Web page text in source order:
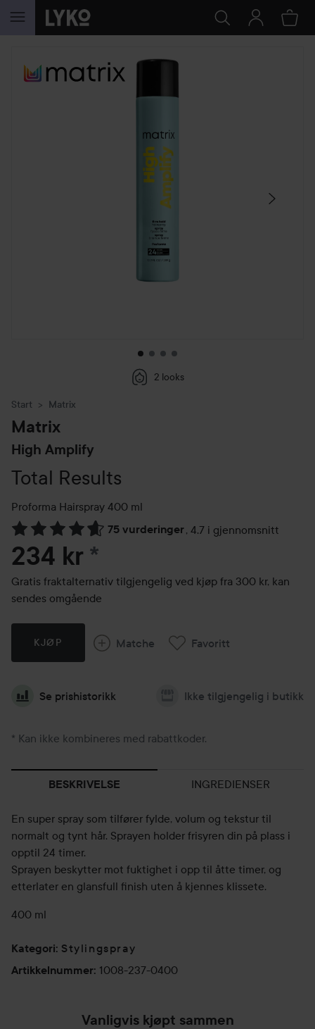
GÅ TIL INNHOLD
HOPP OVER SEKSJON
2 looks
Start Matrix
Matrix
High Amplify
Total Results
Proforma Hairspray 400 ml
75 vurderinger, 4.7 i gjennomsnitt
Gå til Vurderinger & anmeldelser
234 kr *
Gratis fraktalternativ tilgjengelig ved kjøp fra 300 kr, kan
sendes omgående
KJØP Matche Favoritt
Se prishistorikk Ikke tilgjengelig i butikk
* Kan ikke kombineres med rabattkoder.
BESKRIVELSE INGREDIENSER
En super spray som tilfører fylde, volum og tekstur til
normalt og tynt hår. Sprayen holder frisyren din på plass i
opptil 24 timer.
Sprayen beskytter mot fuktighet i opp til åtte timer, og
etterlater en glansfull finish uten å kjennes klissete.
400 ml
Kategori: Stylingspray
Artikkelnummer: 1008-237-0400
Vanligvis kjøpt sammen